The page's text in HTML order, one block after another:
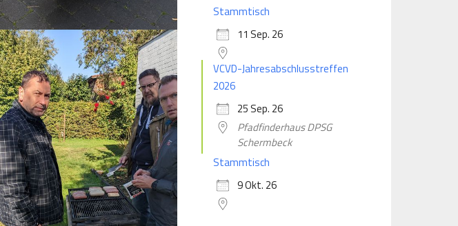
Stammtisch
11 Sep. 26
VCVD-Jahresabschlusstreffen
2026
25 Sep. 26
Pfadfinderhaus DPSG
Schermbeck
Stammtisch
9 Okt. 26